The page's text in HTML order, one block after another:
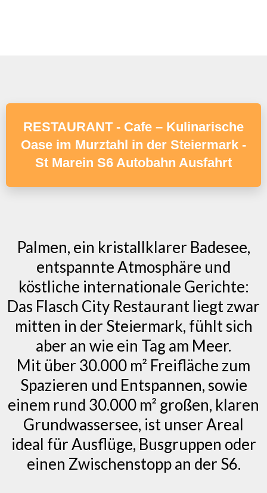
RESTAURANT - Cafe – Kulinarische
Oase im Murztahl in der Steiermark -
St Marein S6 Autobahn Ausfahrt
Palmen, ein kristallklarer Badesee,
entspannte Atmosphäre und
köstliche internationale Gerichte:
Das Flasch City Restaurant liegt zwar
mitten in der Steiermark, fühlt sich
aber an wie ein Tag am Meer.
Mit über 30.000 m² Freifläche zum
Spazieren und Entspannen, sowie
einem rund 30.000 m² großen, klaren
Grundwassersee, ist unser Areal
ideal für Ausflüge, Busgruppen oder
einen Zwischenstopp an der S6.